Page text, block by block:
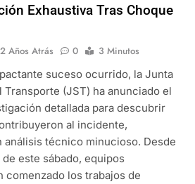
Exhaustiva Tras Choque
2 Años Atrás 0
3 Minutos
suceso ocurrido, la Junta
Transporte (JST) ha anunciado el
detallada para descubrir
al incidente,
análisis técnico minucioso. Desde
este sábado, equipos
comenzado los trabajos de